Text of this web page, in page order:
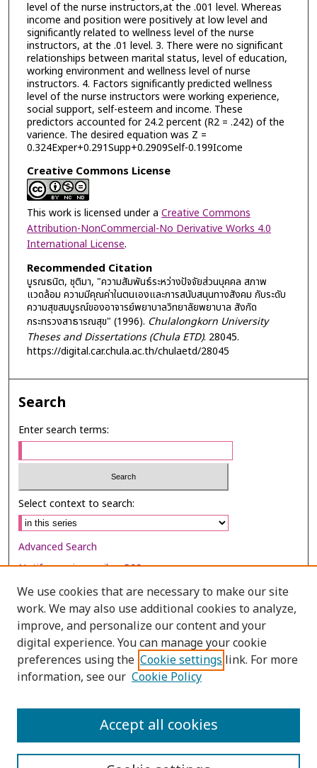
level of the nurse instructors,at the .001 level. Whereas
income and position were positively at low level and
significantly related to wellness level of the nurse
instructors, at the .01 level. 3. There were no significant
relationships between marital status, level of education,
working environment and wellness level of nurse
instructors. 4. Factors significantly predicted wellness
level of the nurse instructors were working experience,
social support, self-esteem and income. These
predictors accounted for 24.2 percent (R2 = .242) of the
varience. The desired equation was Z =
0.324Exper+0.291Supp+0.2909Self-0.199Icome
Creative Commons License
This work is licensed under a Creative Commons
Attribution-NonCommercial-No Derivative Works 4.0
International License.
Recommended Citation
บูรณธนิต, ชุติมา, "ความสัมพันธ์ระหว่างปัจจัยส่วนบุคคล สภาพ
แวดล้อม ความมีคุณค่าในตนเองและการสนับสนุนทางสังคม กับระดับ
ความสุขสมบูรณ์ของอาจารย์พยาบาลวิทยาลัยพยาบาล สังกัด
กระทรวงสาธารณสุข" (1996). Chulalongkorn University
Theses and Dissertations (Chula ETD). 28045.
https://digital.car.chula.ac.th/chulaetd/28045
Search
Enter search terms:
Select context to search:
Advanced Search
Notify me via email orRSS
Browse
Collections
Disciplines
Authors
We use cookies that are necessary to make our site
work. We may also use additional cookies to analyze,
improve, and personalize our content and your
digital experience. You can manage your cookie
preferences using the Cookie settings link. For more
information, see our Cookie Policy
Accept all cookies